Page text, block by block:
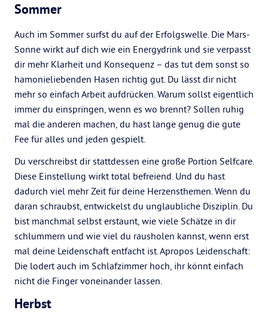
Sommer
Auch im Sommer surfst du auf der Erfolgswelle. Die Mars-
Sonne wirkt auf dich wie ein Energydrink und sie verpasst
dir mehr Klarheit und Konsequenz – das tut dem sonst so
hamonieliebenden Hasen richtig gut. Du lässt dir nicht
mehr so einfach Arbeit aufdrücken. Warum sollst eigentlich
immer du einspringen, wenn es wo brennt? Sollen ruhig
mal die anderen machen, du hast lange genug die gute
Fee für alles und jeden gespielt.
Du verschreibst dir stattdessen eine große Portion Selfcare.
Diese Einstellung wirkt total befreiend. Und du hast
dadurch viel mehr Zeit für deine Herzensthemen. Wenn du
daran schraubst, entwickelst du unglaubliche Disziplin. Du
bist manchmal selbst erstaunt, wie viele Schätze in dir
schlummern und wie viel du rausholen kannst, wenn erst
mal deine Leidenschaft entfacht ist. Apropos Leidenschaft:
Die lodert auch im Schlafzimmer hoch, ihr könnt einfach
nicht die Finger voneinander lassen.
Herbst